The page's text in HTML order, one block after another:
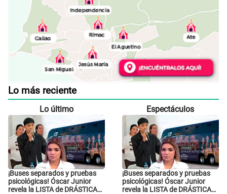
Lo más reciente
Lo último
¡Buses separados y pruebas
psicológicas! Óscar Junior
revela la LISTA de DRÁSTICAS
Espectáculos
¡Buses separados y pruebas
psicológicas! Óscar Junior
revela la LISTA de DRÁSTICAS